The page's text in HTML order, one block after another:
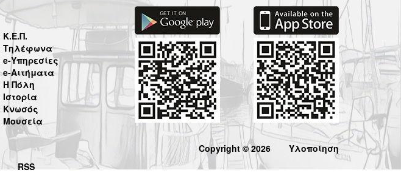
Κ.Ε.Π.
Τηλέφωνα
e-Υπηρεσίες
e-Αιτήματα
Η Πόλη
Ιστορία
Κνωσός
Μουσεία
RSS
Copyright © 2026 Υλοποίηση